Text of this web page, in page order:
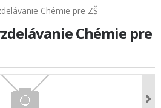
Chémie pre ZŠ
Chémie pre